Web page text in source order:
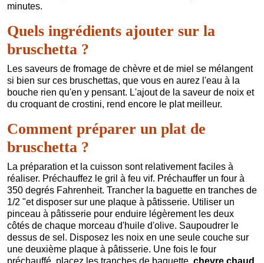
minutes.
Quels ingrédients ajouter sur la
bruschetta ?
Les saveurs de fromage de chèvre et de miel se mélangent
si bien sur ces bruschettas, que vous en aurez l'eau à la
bouche rien qu'en y pensant. L'ajout de la saveur de noix et
du croquant de crostini, rend encore le plat meilleur.
Comment préparer un plat de
bruschetta ?
La préparation et la cuisson sont relativement faciles à
réaliser. Préchauffez le gril à feu vif. Préchauffer un four à
350 degrés Fahrenheit. Trancher la baguette en tranches de
1/2 "et disposer sur une plaque à pâtisserie. Utiliser un
pinceau à pâtisserie pour enduire légèrement les deux
côtés de chaque morceau d'huile d'olive. Saupoudrer le
dessus de sel. Disposez les noix en une seule couche sur
une deuxième plaque à pâtisserie. Une fois le four
préchauffé, placez les tranches de baguette, chevre chaud